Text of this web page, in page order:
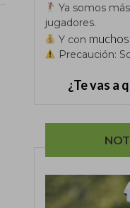
Ya somos
jugadores.
Y con
Precaución:
¿Te vas a